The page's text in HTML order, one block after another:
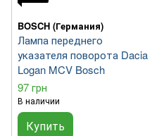
BOSCH (Германия)
Лампа переднего
указателя поворота Dacia
Logan MCV Bosch
97 грн
В наличии
Купить